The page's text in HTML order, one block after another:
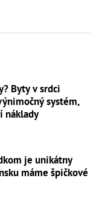
Byty v srdci
systém,
náklady
je unikátny
máme špičkové